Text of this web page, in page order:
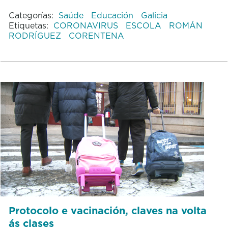
Categorías: Saúde Educación
Galicia
Etiquetas: CORONAVIRUS ESCOLA
ROMÁN
RODRÍGUEZ
CORENTENA
Protocolo e vacinación, claves na volta
ás clases